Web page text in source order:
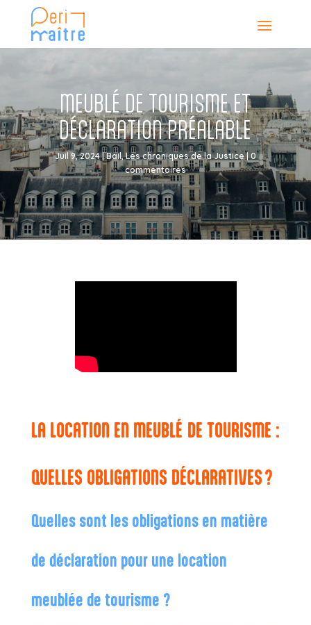
MEUBLÉ DE TOURISME ET
DÉCLARATION PRÉALABLE
Juil 9, 2024|Bail,Les chroniques de la Justice|0
commentaires
LA LOCATION EN MEUBLÉ DE TOURISME :
QUELLES OBLIGATIONS DÉCLARATIVES ?
Quelles sont les obligations en matière
de déclaration pour une location
meublée de tourisme ?